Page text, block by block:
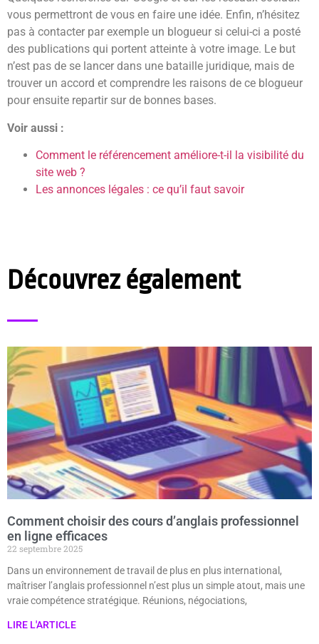
vous permettront de vous en faire une idée. Enfin, n’hésitez
pas à contacter par exemple un blogueur si celui-ci a posté
des publications qui portent atteinte à votre image. Le but
n’est pas de se lancer dans une bataille juridique, mais de
trouver un accord et comprendre les raisons de ce blogueur
pour ensuite repartir sur de bonnes bases.
Voir aussi :
Comment le référencement améliore-t-il la visibilité du
site web ?
Les annonces légales : ce qu’il faut savoir
Découvrez également
Comment choisir des cours d’anglais professionnel
en ligne efficaces
22 septembre 2025
Dans un environnement de travail de plus en plus international,
maîtriser l’anglais professionnel n’est plus un simple atout, mais une
vraie compétence stratégique. Réunions, négociations,
LIRE L'ARTICLE